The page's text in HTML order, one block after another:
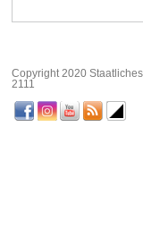
Copyright 2020
2111